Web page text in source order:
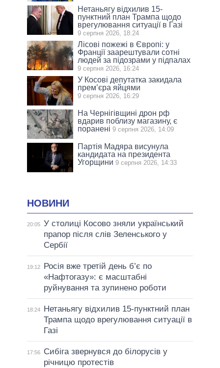
Нетаньягу відхилив 15-
пунктний план Трампа щодо
врегулювання ситуації в Газі
9 серпня 2026, 18:24
Лісові пожежі в Європі: у
Франції заарештували сотні
людей за підозрами у підпалах
9 серпня 2026, 16:24
У Косові депутатка закидала
прем’єра яйцями
9 серпня 2026, 16:29
На Чернігівщині дрон рф
вдарив поблизу магазину, є
поранені 9 серпня 2026, 14:09
Партія Мадяра висунула
кандидата на президента
Угорщини 9 серпня 2026, 14:33
НОВИНИ
20:05 У столиці Косово зняли український
прапор після слів Зеленського у
Сербії
19:12
Росія вже третій день б’є по
«Нафтогазу»: є масштабні
руйнування та зупинено роботи
18:24
Нетаньягу відхилив 15-пунктний план
Трампа щодо врегулювання ситуації в
Газі
17:56
Сибіга звернувся до білорусів у
річницю протестів